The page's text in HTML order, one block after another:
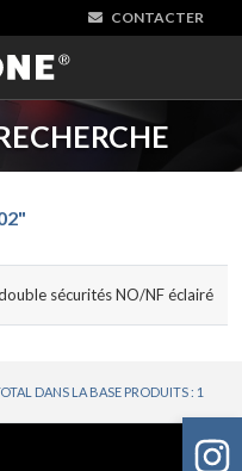
CONTACTER
sécurités NO/NF éclairé
DANS LA BASE PRODUITS : 1